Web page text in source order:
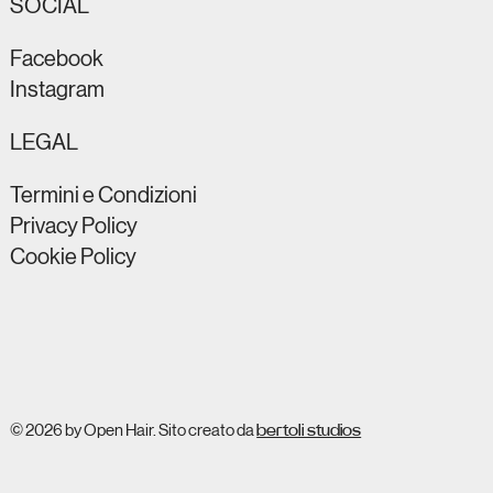
LEGAL
Termini e Condizioni
Privacy Policy
Cookie Policy
SOCIAL
Facebook
Instagram
© 2026 by Open Hair. Sito creato dabertoli studios